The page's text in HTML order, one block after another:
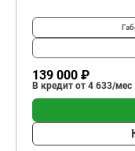
139 000 ₽
В кредит от 4 633/мес